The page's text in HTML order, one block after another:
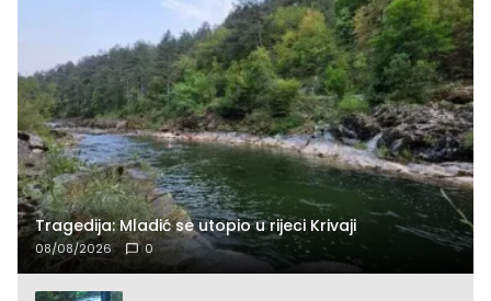
Tragedija: Mladić se utopio u rijeci Krivaji
08/08/2026 0